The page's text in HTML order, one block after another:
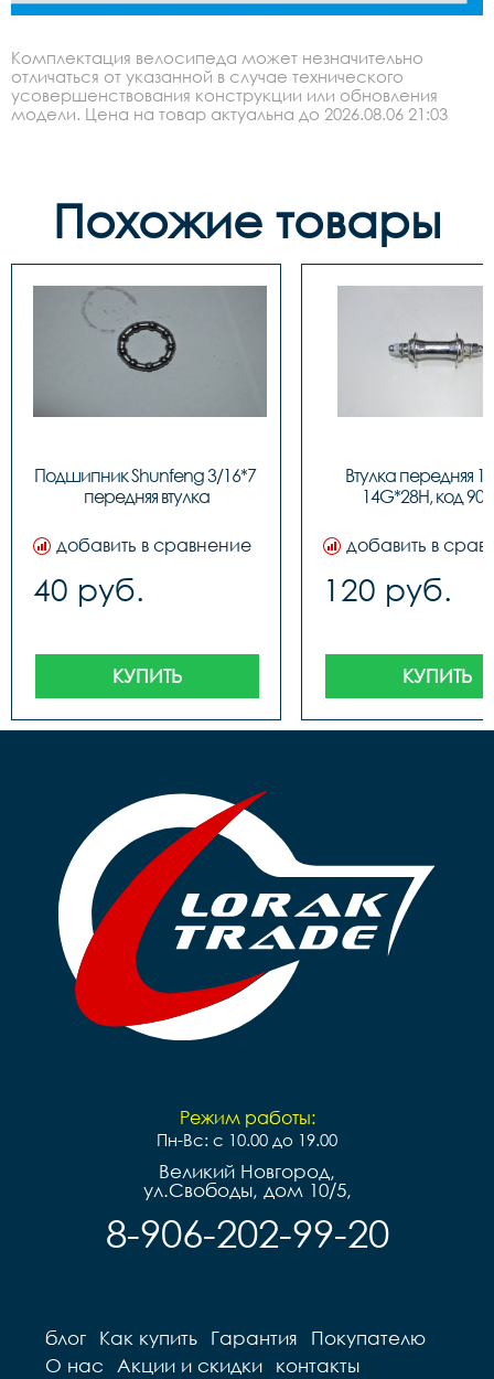
Комплектация велосипеда может незначительно
отличаться от указанной в случае технического
усовершенствования конструкции или обновления
модели. Цена на товар актуальна до 2026.08.06 21:03
Похожие товары
Подшипник Shunfeng 3/16*7
передняя втулка
добавить в сравнение
40 руб.
КУПИТЬ
Втулка передняя
14G*28H, код
добавить в
120 руб.
КУПИТЬ
Режим работы:
Пн-Вс: с 10.00 до 19.00
Великий Новгород,
ул.Свободы, дом 10/5,
8-906-202-99-20
блог Как купить Гарантия
Покупателю
О нас
Акции и скидки контакты